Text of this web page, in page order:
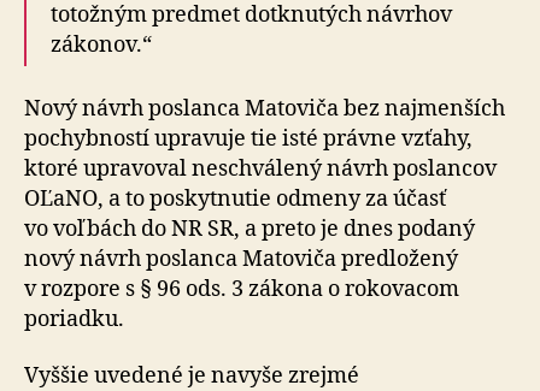
totožným predmet dotknutých návrhov
zákonov.“
Nový návrh poslanca Matoviča bez najmenších
pochybností upravuje tie isté právne vzťahy,
ktoré upravoval neschválený návrh poslancov
OĽaNO, a to poskytnutie odmeny za účasť
vo voľbách do NR SR, a preto je dnes podaný
nový návrh poslanca Matoviča predložený
v rozpore s § 96 ods. 3 zákona o rokovacom
poriadku.
Vyššie uvedené je navyše zrejmé